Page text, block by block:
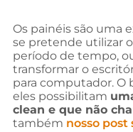
Os painéis são uma
se pretende utilizar
período de tempo,
transformar o
para computador. O
eles possibilitam
clean e que não
também nosso post